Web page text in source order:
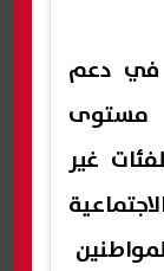
في دعم
مستوى
غير